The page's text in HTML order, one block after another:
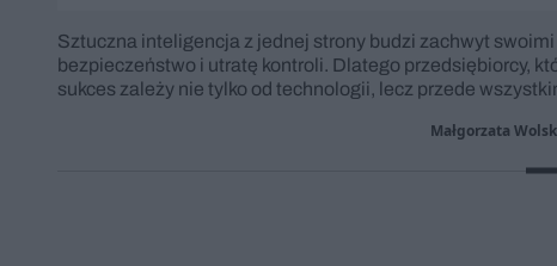
Sztuczna inteligencja z jednej strony budzi zachwyt
bezpieczeństwo i utratę kontroli. Dlatego przedsiębiorcy,
sukces zależy nie tylko od technologii, lecz przede
Małgorzata